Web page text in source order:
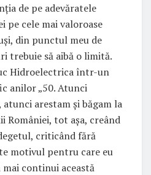
de pe adevăratele
pe cele mai valoroase
din punctul meu de
trebuie să aibă o limită.
Hidroelectrica într-un
anilor „50. Atunci
arestam și băgam la
României, tot așa, creând
criticând fără
motivul pentru care eu
continui această